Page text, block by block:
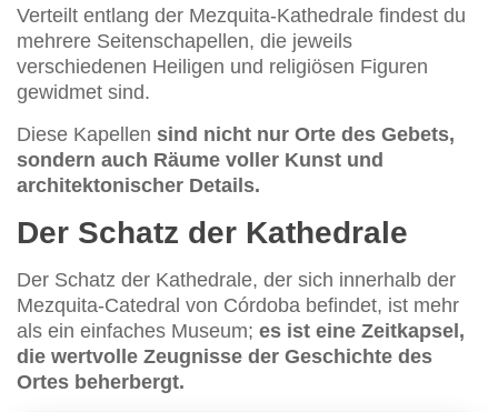
Verteilt entlang der Mezquita-Kathedrale findest du
mehrere Seitenschapellen, die jeweils
verschiedenen Heiligen und religiösen Figuren
gewidmet sind.
Diese Kapellen sind nicht nur Orte des Gebets,
sondern auch Räume voller Kunst und
architektonischer Details.
Der Schatz der Kathedrale
Der Schatz der Kathedrale, der sich innerhalb der
Mezquita-Catedral von Córdoba befindet, ist mehr
als ein einfaches Museum; es ist eine Zeitkapsel,
die wertvolle Zeugnisse der Geschichte des
Ortes beherbergt.